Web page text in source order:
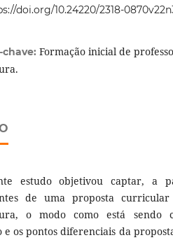
doi.org/10.24220/2318-
chave: Formação inicial de
estudo objetivou captar, a
de uma proposta
o modo como está sendo
os pontos diferenciais da